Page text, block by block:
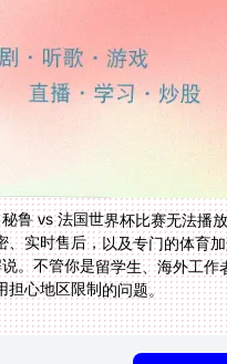
鲁 vs 法国世界杯比赛无法播
实时售后，以及专门的体育
的中文解说。不管你是留学生、海外
担心地区限制的问题。